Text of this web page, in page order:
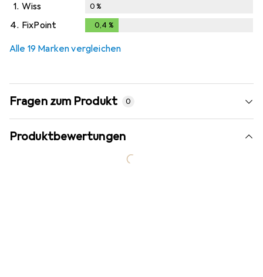
1. Wiss 0%
4. FixPoint 0,4 %
Alle 19 Marken vergleichen
Fragen zum Produkt 0
Produktbewertungen